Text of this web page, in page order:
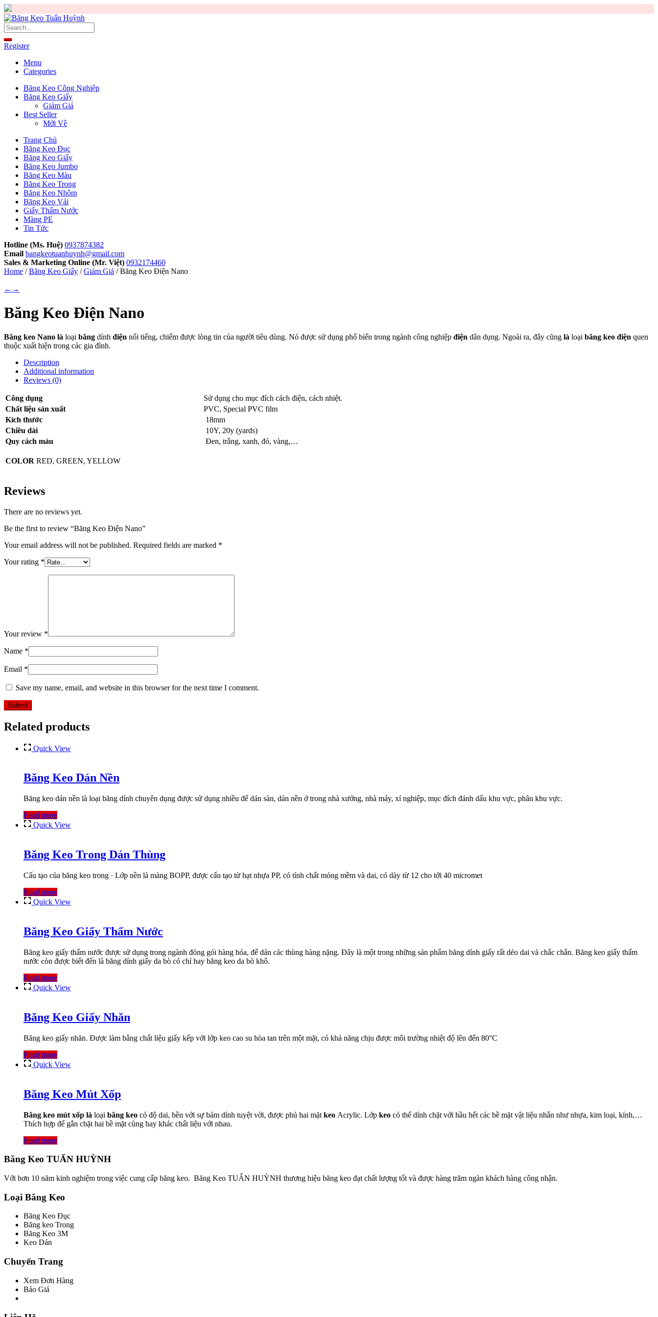
Skip
to
content
Register
Menu
Categories
Băng Keo Công Nghiệp
Băng Keo Giấy
Giảm Giá
Best Seller
Mới Về
Trang Chủ
Băng Keo Đục
Băng Keo Giấy
Băng Keo Jumbo
Băng Keo Màu
Băng Keo Trong
Băng Keo Nhôm
Băng Keo Vải
Giấy Thấm Nước
Màng PE
Tin Tức
Hotline (Ms. Huệ) 0937874382
Email bangkeotuanhuynh@gmail.com
Sales & Marketing Online (Mr. Việt) 0932174460
Home /Băng Keo Giấy /Giảm Giá / Băng Keo Điện Nano
← →
Băng Keo Điện Nano
Băng keo Nano là loại băng dính điện nổi tiếng, chiếm được lòng tin của người tiêu dùng. Nó được sử dụng phổ biến trong ngành công nghiệp điện dân dụng. Ngoài ra, đây cũng là loại băng keo điện quen
thuộc xuất hiện trong các gia đình.
Description
Additional information
Reviews (0)
Công dụng
Sử dụng cho mục đích cách điện, cách nhiệt.
Chất liệu sản xuất
PVC, Special PVC film
Kích thước
18mm
Chiều dài
10Y, 20y (yards)
Quy cách màu
Đen, trắng, xanh, đỏ, vàng,…
COLOR RED, GREEN, YELLOW
Reviews
There are no reviews yet.
Be the first to review “Băng Keo Điện Nano”
Your email address will not be published. Required fields are marked *
Your rating *
Your review *
Name *
Email *
Save my name, email, and website in this browser for the next time I comment.
Related products
Quick View
Băng Keo Dán Nền
Băng keo dán nền là loại băng dính chuyên dụng được sử dụng nhiều để dán sàn, dán nền ở trong nhà xưởng, nhà máy, xí nghiệp, mục đích đánh dấu khu vực, phân khu vực.
Read more
Quick View
Băng Keo Trong Dán Thùng
Cấu tạo của băng keo trong · Lớp nền là màng BOPP, được cấu tạo từ hạt nhựa PP, có tính chất mỏng mềm và dai, có dày từ 12 cho tới 40 micromet
Read more
Quick View
Băng Keo Giấy Thấm Nước
Băng keo giấy thấm nước được sử dụng trong ngành đóng gói hàng hóa, để dán các thùng hàng nặng. Đây là một trong những sản phẩm băng dính giấy rất dẻo dai và chắc chắn. Băng keo giấy thấm
nước còn được biết đến là băng dính giấy da bò có chỉ hay băng keo da bò khô.
Read more
Quick View
Băng Keo Giấy Nhăn
Băng keo giấy nhăn. Được làm bằng chất liệu giấy kếp với lớp keo cao su hòa tan trên một mặt, có khả năng chịu được môi trường nhiệt độ lên đến 80°C
Read more
Quick View
Băng Keo Mút Xốp
Băng keo mút xốp là loại băng keo có độ dai, bền với sự bám dính tuyệt vời, được phủ hai mặt keo Acrylic. Lớp keo có thể dính chặt với hầu hết các bề mặt vật liệu nhẵn như nhựa, kim loại, kính,…
Thích hợp để gắn chặt hai bề mặt cùng hay khác chất liệu với nhau.
Read more
Băng Keo TUẤN HUỲNH
Với hơn 10 năm kinh nghiệm trong việc cung cấp băng keo. Băng Keo TUẤN HUỲNH thương hiệu băng keo đạt chất lượng tốt và được hàng trăm ngàn khách hàng công nhận.
Loại Băng Keo
Băng Keo Đục
Băng keo Trong
Băng Keo 3M
Keo Dán
Chuyển Trang
Xem Đơn Hàng
Báo Giá